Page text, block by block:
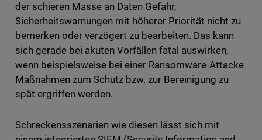
der schieren Masse an Daten Gefahr,
Sicherheitswarnungen mit höherer Priorität nicht zu
bemerken oder verzögert zu bearbeiten. Das kann
sich gerade bei akuten Vorfällen fatal auswirken,
wenn beispielsweise bei einer Ransomware-Attacke
Maßnahmen zum Schutz bzw. zur Bereinigung zu
spät ergriffen werden.
Schreckensszenarien wie diesen lässt sich mit